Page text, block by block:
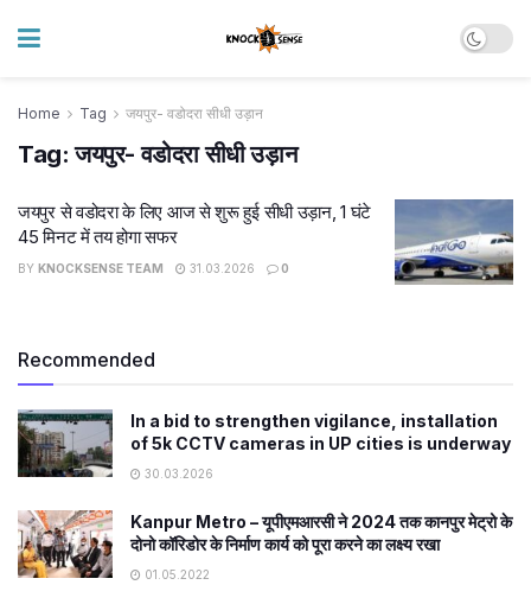
Home Tag जयपुर- वडोदरा सीधी उड़ान
Tag:जयपुर- वडोदरा सीधी उड़ान
जयपुर से वडोदरा के लिए आज से शुरू हुई सीधी उड़ान, 1 घंटे
45 मिनट में तय होगा सफर
BY KNOCKSENSE TEAM 31.03.2026 0
Recommended
In a bid to strengthen vigilance, installation
of 5k CCTV cameras in UP cities is underway
30.03.2026
Kanpur Metro – यूपीएमआरसी ने 2024 तक कानपुर मेट्रो के
दोनो कॉरिडोर के निर्माण कार्य को पूरा करने का लक्ष्य रखा
01.05.2022